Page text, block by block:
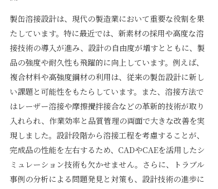
製缶溶接設計は、現代の製造業において重要な役割を果
たしています。特に最近では、新素材の採用や高度な溶
接技術の導入が進み、設計の自由度が増すとともに、製
品の強度や耐久性も飛躍的に向上しています。例えば、
複合材料や高強度鋼材の利用は、従来の製缶設計に新し
い課題と可能性をもたらしています。また、溶接方法で
はレーザー溶接や摩擦攪拌接合などの革新的技術が取り
入れられ、作業効率と品質管理の両面で大きな改善を実
現しました。設計段階から溶接工程を考慮することが、
完成品の性能を左右するため、CADやCAEを活用したシ
ミュレーション技術も欠かせません。さらに、トラブル
事例の分析による問題発見と対策も、設計技術の進歩に